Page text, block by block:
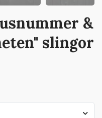
&
slingor